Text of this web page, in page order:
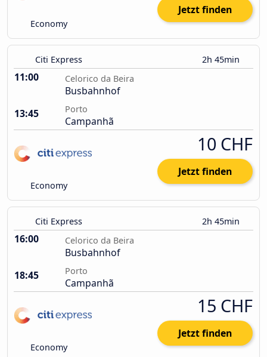
Economy
Jetzt finden
Citi Express 2h 45min
11:00 Celorico da Beira
Busbahnhof
13:45
Porto
Campanhã
Economy
10 CHF
Jetzt finden
Citi Express 2h 45min
16:00 Celorico da Beira
Busbahnhof
18:45
Porto
Campanhã
Economy
15 CHF
Jetzt finden